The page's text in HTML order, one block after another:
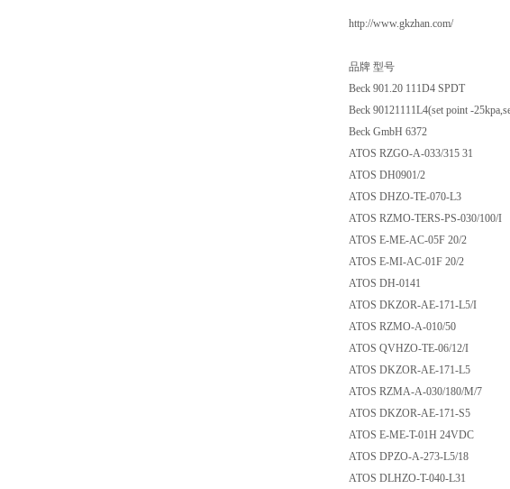
http://www.gkzhan.com/
品牌 型号
Beck 901.20 111D4 SPDT
Beck 90121111L4(set point -
Beck GmbH 6372
ATOS RZGO-A-033/315 31
ATOS DH0901/2
ATOS DHZO-TE-070-L3
ATOS RZMO-TERS-PS-030/
ATOS E-ME-AC-05F 20/2
ATOS E-MI-AC-01F 20/2
ATOS DH-0141
ATOS DKZOR-AE-171-L5/I
ATOS RZMO-A-010/50
ATOS QVHZO-TE-06/12/I
ATOS DKZOR-AE-171-L5
ATOS RZMA-A-030/180/M/7
ATOS DKZOR-AE-171-S5
ATOS E-ME-T-01H 24VDC
ATOS DPZO-A-273-L5/18
ATOS DLHZO-T-040-L31